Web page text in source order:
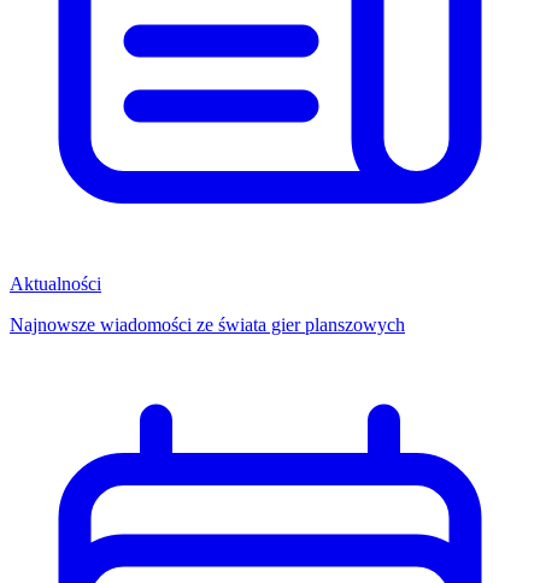
Aktualności
Najnowsze wiadomości ze świata gier planszowych